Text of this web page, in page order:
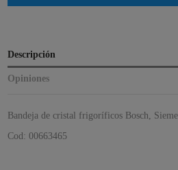
Descripción
Opiniones
Bandeja de cristal frigoríficos Bosch,
Cod: 00663465